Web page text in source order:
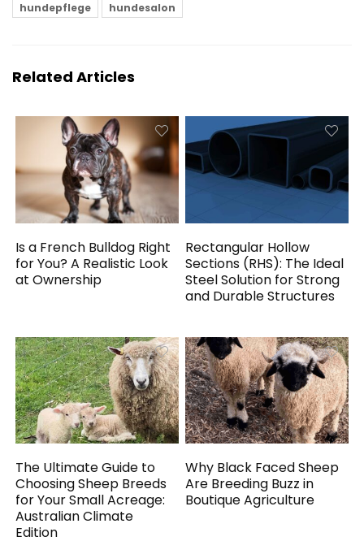
hundepflege
hundesalon
Related Articles
Is a French Bulldog Right
for You? A Realistic Look
at Ownership
Rectangular Hollow
Sections (RHS): The Ideal
Steel Solution for Strong
and Durable Structures
The Ultimate Guide to
Choosing Sheep Breeds
for Your Small Acreage:
Australian Climate
Edition
Why Black Faced Sheep
Are Breeding Buzz in
Boutique Agriculture